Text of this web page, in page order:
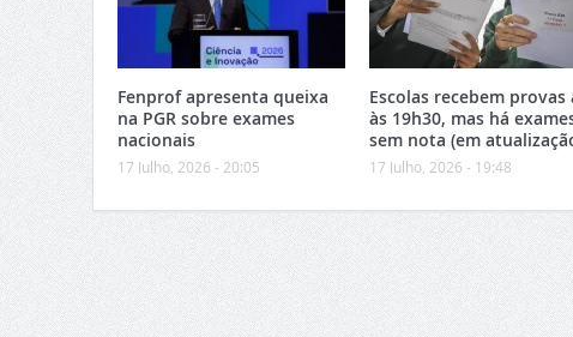
Fenprof apresenta queixa
na PGR sobre exames
nacionais
17 Julho, 2026 - 20:05
Escolas recebem provas
às 19h30, mas há
sem nota (em
17 Julho, 2026 - 19:48